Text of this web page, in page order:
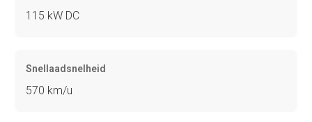
115 kW DC
Snellaadsnelheid
570 km/u